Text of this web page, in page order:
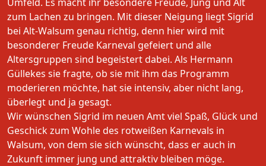
zum Lachen zu bringen. Mit dieser Neigung liegt Sigrid
bei Alt-Walsum genau richtig, denn hier wird mit
besonderer Freude Karneval gefeiert und alle
Altersgruppen sind begeistert dabei. Als Hermann
Güllekes sie fragte, ob sie mit ihm das Programm
moderieren möchte, hat sie intensiv, aber nicht lang,
überlegt und ja gesagt.
Wir wünschen Sigrid im neuen Amt viel Spaß, Glück und
Geschick zum Wohle des rotweißen Karnevals in
Walsum, von dem sie sich wünscht, dass er auch in
Zukunft immer jung und attraktiv bleiben möge.